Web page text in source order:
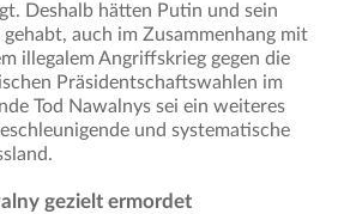
Deshalb hätten Putin und sein
gehabt, auch im Zusammenhang mit
illegalem Angriffskrieg gegen die
Präsidentschaftswahlen im
Tod Nawalnys sei ein weiteres
und systematische
gezielt ermordet